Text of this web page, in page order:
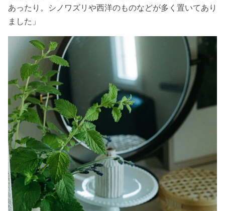
あったり。シノワズリや西洋のものなどが多く置いてあり
ました」